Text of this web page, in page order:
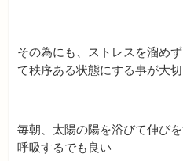
その為にも、ストレスを溜め
て秩序ある状態にする事が大切
毎朝、太陽の陽を浴びて伸び
呼吸するでも良い